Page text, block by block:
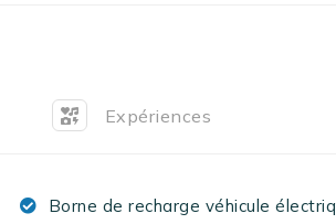
Notre programme de fidélité
Expériences
Borne de recharge véhicule